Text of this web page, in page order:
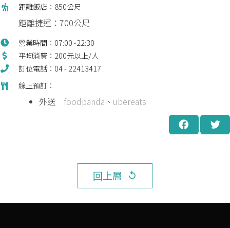
距離飯店：850公尺
距離捷運：700公尺
營業時間：07:00~22:30
平均消費：200元以上/人
訂位電話：04 - 22413417
線上預訂：
外送 foodpanda 、 ubereats
回上層 replay